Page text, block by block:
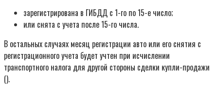
зарегистрирована в ГИБДД с 1-го по 15-е число;
или снята с учета после 15-го числа.
В остальных случаях месяц регистрации авто или его снятия с
регистрационного учета будет учтен при исчислении
транспортного налога для другой стороны сделки купли-продажи
().